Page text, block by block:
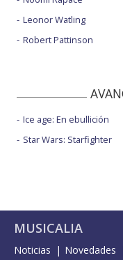
Leonor Watling
Robert Pattinson
Ice age: En ebullición
Star Wars: Starfighter
MUSICALIA
Noticias Novedades